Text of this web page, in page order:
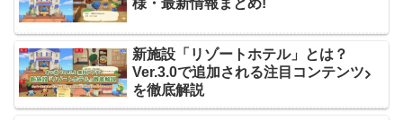
様・最新情報まとめ!
新施設「リゾートホテル」とは？
Ver.3.0で追加される注目コンテンツ
を徹底解説